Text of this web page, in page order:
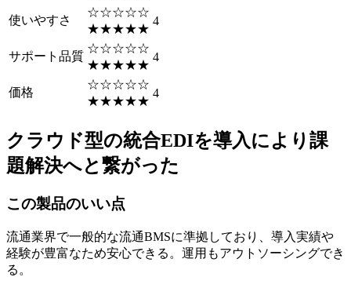
使いやすさ
☆☆☆☆☆
★★★★★
4
サポート品質
☆☆☆☆☆
★★★★★
4
価格
☆☆☆☆☆
★★★★★
4
クラウド型の統合EDIを導入により課
題解決へと繋がった
この製品のいい点
流通業界で一般的な流通BMSに準拠しており、導入実績や
経験が豊富なため安心できる。運用もアウトソーシングでき
る。